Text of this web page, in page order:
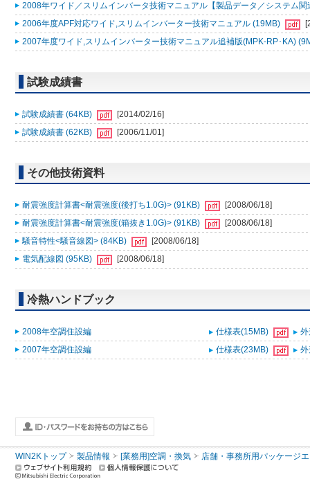
2008年ワイド／スリムインバータ技術マニュアル【製品データ／システム
2006年度APF対応ワイド,スリムインバーター技術マニュアル (19MB)
2007年度ワイド,スリムインバーター技術マニュアル追補版(MPK-RP･KA)
試験成績書
試験成績書 (64KB)
[2014/02/16]
試験成績書 (62KB)
[2006/11/01]
その他技術資料
耐震強度計算書<耐震強度(後打ち1.0G)> (91KB)
[2008/06/18]
耐震強度計算書<耐震強度(箱抜き1.0G)> (91KB)
[2008/06/18]
騒音特性<騒音線図> (84KB)
[2008/06/18]
電気配線図 (95KB)
[2008/06/18]
冷熱ハンドブック
2008年空調住設編 仕様表(15MB)
2007年空調住設編
仕様表(23MB)
WIN2Kトップ 製品情報 [業務用]空調・換気 店舗・事務所用パッケージ